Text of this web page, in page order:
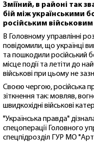
Зміїний, в районі так
бій між українськими
російським військовим
В Головному управлінні
повідомили, що українці
та пошкодили російський
місце події та летіти до
військові при цьому не
Своєю чергою, російська
зіткнення так: мовляв,
швидкохідні військові
"Українська правда"
спецоперації Головного
спецпідрозділ ГУР МО